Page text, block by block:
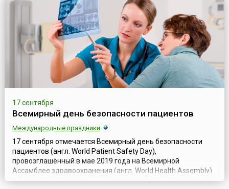
помощи – проведение пострадавшему необходимых
простейших медицинских мероприятий для спа...
17 сентября
Всемирный день безопасности пациентов
Международные праздники
17 сентября отмечается Всемирный день безопасности
пациентов (англ. World Patient Safety Day),
провозглашённый в мае 2019 года на Всемирной
Ассамблее здравоохранения (англ. World Health Assembly)
ВОЗ, которая и курирует основные мероприятия,